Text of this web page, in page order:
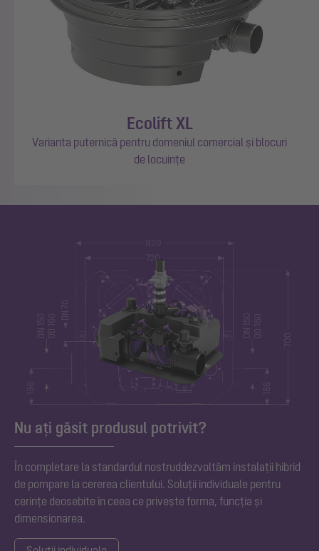
Ecolift XL
Varianta puternică pentru domeniul comercial și blocuri
de locuințe
Nu ați găsit produsul potrivit?
În completare la standardul nostruddezvoltăm instalații hibrid
de pompare la cererea clientului. Soluții individuale pentru
cerințe deosebite în ceea ce privește forma, funcția și
dimensionarea.